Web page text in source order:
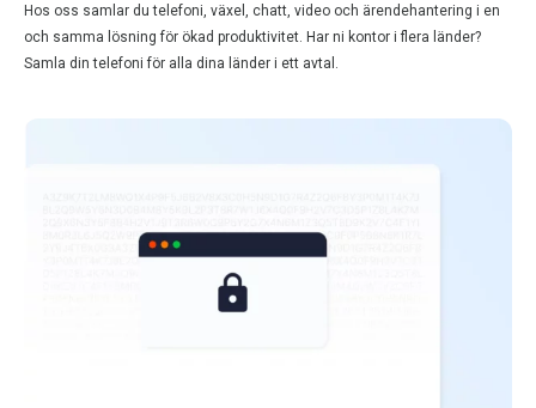
Hos oss samlar du telefoni, växel, chatt, video och ärendehantering i en
och samma lösning för ökad produktivitet. Har ni kontor i flera länder?
Samla din telefoni för alla dina länder i ett avtal.